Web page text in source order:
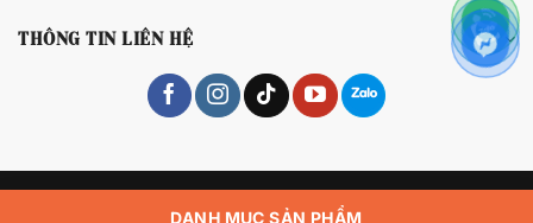
THÔNG TIN LIÊN HỆ
Copyright 2026 © Siêu Thị Thế Giới Nội Thất
DANH MỤC SẢN PHẨM